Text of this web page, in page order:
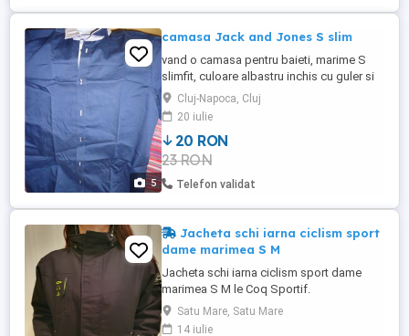
5
camasa Jack and Jones S slim
vand o camasa pentru baieti, marime S
slimfit, culoare albastru inchis cu guler si
mansete albe, este o camasa marca Jack
and Jones premium, foarte frumosa si
moderna, la umeri are 44cm, lungime
74cm, circumferinta 96cm, maneca are
64cm lungime, stare foarte buna
Cluj-Napoca, Cluj
20 iulie
20 RON
23 RON
Telefon validat
Jacheta schi iarna ciclism sport
dame marimea S M
Jacheta schi iarna ciclism sport dame
marimea S M le Coq Sportif.
Satu Mare, Satu Mare
14 iulie